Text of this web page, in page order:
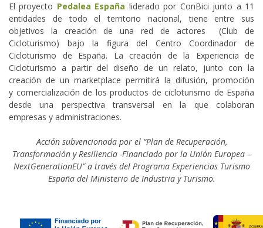
El proyecto Pedalea España liderado por ConBici junto a 11
entidades de todo el territorio nacional, tiene entre sus
objetivos la creación de una red de actores (Club de
Cicloturismo) bajo la figura del Centro Coordinador de
Cicloturismo de España. La creación de la Experiencia de
Cicloturismo a partir del diseño de un relato, junto con la
creación de un marketplace permitirá la difusión, promoción
y comercialización de los productos de cicloturismo de España
desde una perspectiva transversal en la que colaboran
empresas y administraciones.
Acción subvencionada por el “Plan de Recuperación,
Transformación y Resiliencia -Financiado por la Unión Europea –
NextGenerationEU” a través del Programa Experiencias Turismo
España del Ministerio de Industria y Turismo.